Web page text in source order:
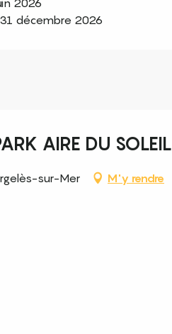
décembre 2026
AIRE DU SOLEIL
sur-Mer M'y rendre